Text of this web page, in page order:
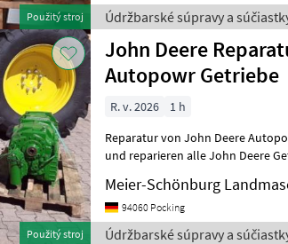
Použitý stroj Údržbarské súpravy a
Použitý stroj
John Deere Reparatur JohnDeere
Autopowr Getriebe
R. v. 2026
1 h
Reparatur von John Deere Autopowr´und
und reparieren alle John Deere
Meier-Schönburg
94060 Pocking
Údržbarské súpravy a